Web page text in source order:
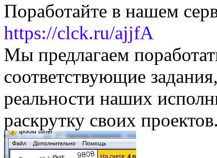
Поработайте в нашем
https://clck.ru/ajjfA
Мы предлагаем
соответствующие
реальности наших
раскрутку своих